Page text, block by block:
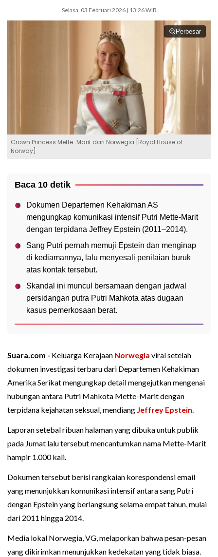
Selasa, 03 Februari 2026 | 13:26 WIB
Perbesar
Crown Princess Mette-Marit dari Norwegia [Royal House of
Norway]
Baca 10 detik
Dokumen Departemen Kehakiman AS
mengungkap komunikasi intensif Putri Mette-Marit
dengan terpidana Jeffrey Epstein (2011–2014).
Sang Putri pernah memuji Epstein dan menginap
di kediamannya, lalu menyesali penilaian buruk
atas kontak tersebut.
Skandal ini muncul bersamaan dengan jadwal
persidangan putra Putri Mahkota atas dugaan
kasus pemerkosaan berat.
Suara.com - Keluarga Kerajaan Norwegia viral setelah
dokumen investigasi terbaru dari Departemen Kehakiman
Amerika Serikat mengungkap detail mengejutkan mengenai
hubungan antara Putri Mahkota Mette-Marit dengan
terpidana kejahatan seksual, mendiang Jeffrey Epstein.
Laporan setebal ribuan halaman yang dibuka untuk publik
pada Jumat lalu tersebut mencantumkan nama Mette-Marit
hampir 1.000 kali.
Dokumen tersebut berisi rangkaian korespondensi email
yang menunjukkan komunikasi intensif antara sang Putri
dengan Epstein yang berlangsung selama empat tahun, mulai
dari 2011 hingga 2014.
Media lokal Norwegia, VG, melaporkan bahwa pesan-pesan
yang dikirimkan menunjukkan kedekatan yang tidak biasa.